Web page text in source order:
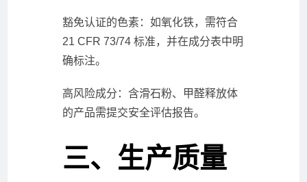
豁免认证的色素：如氧化铁，需符合
21 CFR 73/74 标准，并在成分表中明
确标注。
高风险成分：含滑石粉、甲醛释放体
的产品需提交安全评估报告。
三、生产质量